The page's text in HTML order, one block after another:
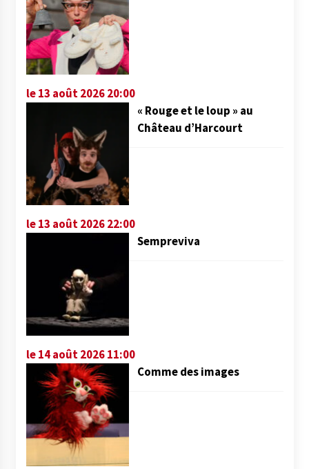
le 13 août 2026 20:00
« Rouge et le loup » au
Château d’Harcourt
le 13 août 2026 22:00
Sempreviva
le 14 août 2026 11:00
Comme des images